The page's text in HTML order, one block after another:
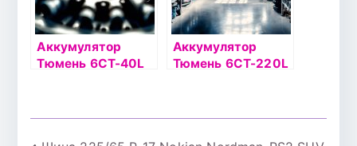
Аккумулятор
Тюмень 6СТ-40L
Аккумулятор
Тюмень 6СТ-220L